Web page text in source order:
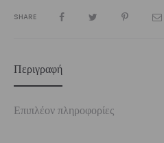
SHARE
Περιγραφή
Επιπλέον πληροφορίες